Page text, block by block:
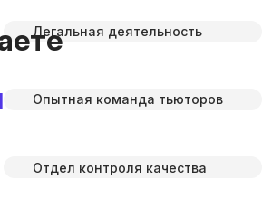
Легальная деятельность
Опытная команда тьюторов
Отдел контроля качества